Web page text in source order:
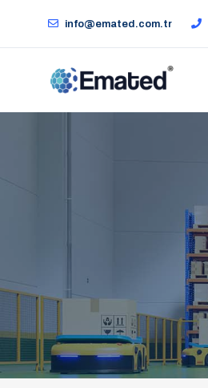
info@emated.com.tr